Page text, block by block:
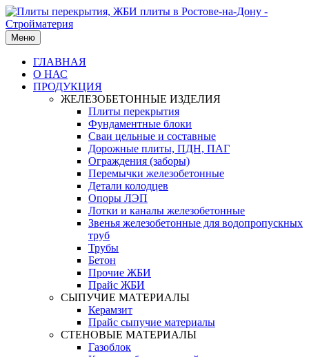
Меню
ГЛАВНАЯ
О НАС
ПРОДУКЦИЯ
ЖЕЛЕЗОБЕТОННЫЕ ИЗДЕЛИЯ
Плиты перекрытия
Фундаментные блоки
Сваи цельные и составные
Дорожные плиты, ПДН, ПАГ
Ограждения (заборы)
Перемычки железобетонные
Детали колодцев
Опоры ЛЭП
Лотки и каналы железобетонные
Звенья железобетонные для водопропускных
труб
Трубы
Бетон
Прочие ЖБИ
Прайс ЖБИ
СЫПУЧИЕ МАТЕРИАЛЫ
Керамзит
Прайс сыпучие материалы
СТЕНОВЫЕ МАТЕРИАЛЫ
Газоблок